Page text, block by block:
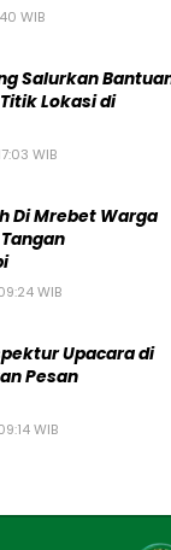
WIB
Salurkan
Lokasi di
WIB
Di Mrebet Warga
WIB
Upacara di
Pesan
WIB